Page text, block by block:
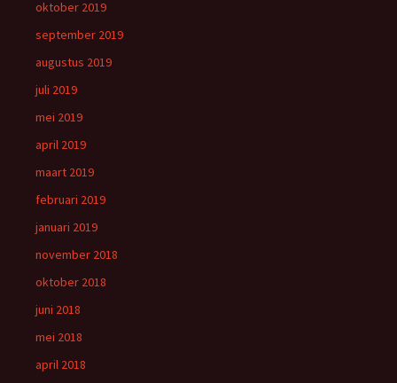
oktober 2019
september 2019
augustus 2019
juli 2019
mei 2019
april 2019
maart 2019
februari 2019
januari 2019
november 2018
oktober 2018
juni 2018
mei 2018
april 2018